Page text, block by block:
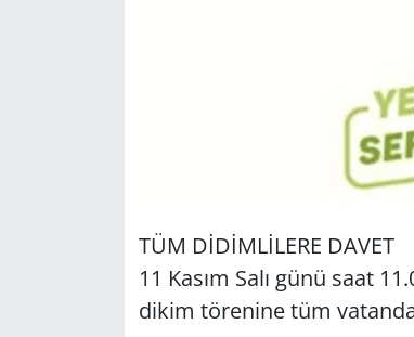
TÜM DİDİMLİLERE DAVET
11 Kasım Salı günü saat
dikim tö­re­ni­ne tüm